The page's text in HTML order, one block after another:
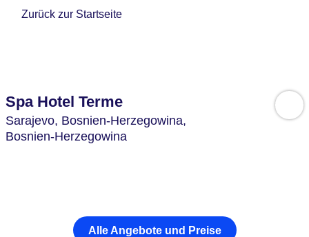
Zurück zur Startseite
Spa Hotel Terme
Sarajevo, Bosnien-Herzegowina,
Bosnien-Herzegowina
Alle Angebote und Preise